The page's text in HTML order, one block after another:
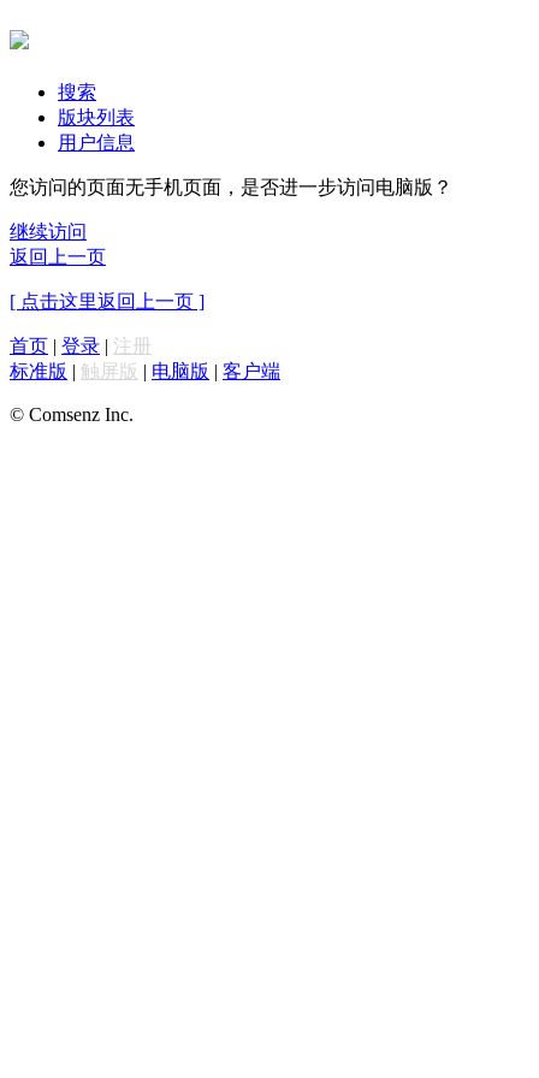
搜索
版块列表
用户信息
您访问的页面无手机页面，是否进一步访问电脑版？
继续访问
返回上一页
[ 点击这里返回上一页 ]
首页 | 登录 | 注册
标准版 | 触屏版 | 电脑版 | 客户端
© Comsenz Inc.